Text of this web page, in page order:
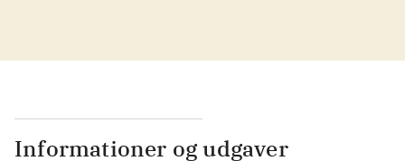
med livet som rejsende
ubekymrede liv ændrer sig da
en mystisk butiksejer overtaler
Informationer og udgaver